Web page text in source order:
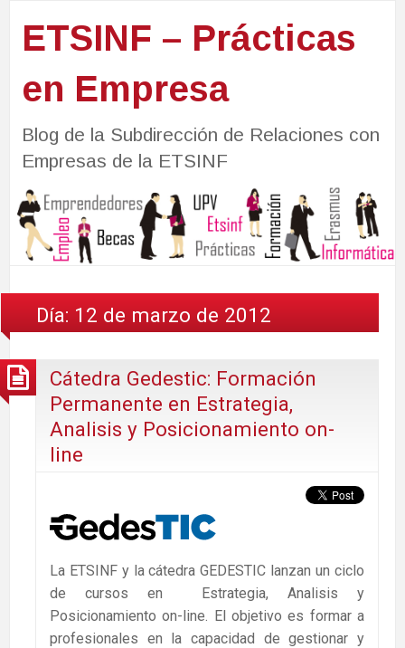
ETSINF – Prácticas
en Empresa
Blog de la Subdirección de Relaciones con
Empresas de la ETSINF
Día: 12 de marzo de 2012
Cátedra Gedestic: Formación
Permanente en Estrategia,
Analisis y Posicionamiento on-
line
La ETSINF y la cátedra GEDESTIC lanzan un ciclo
de cursos en Estrategia, Analisis y
Posicionamiento on-line. El objetivo es formar a
profesionales en la capacidad de gestionar y